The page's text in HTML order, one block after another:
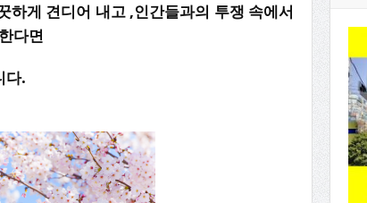
하게 견디어 내고 ,인간들과의 투쟁 속에서
다면
다.